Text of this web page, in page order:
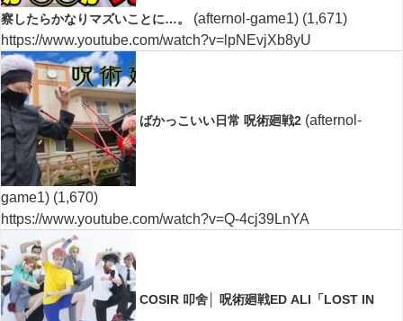
察したらかなりマズいことに…。 (afternol-game1) (1,671)
https://www.youtube.com/watch?v=lpNEvjXb8yU
ばかっこいい日常 呪術廻戦2 (afternol-
game1) (1,670)
https://www.youtube.com/watch?v=Q-4cj39LnYA
COSIR 叩舍│ 呪術廻戦ED ALI「LOST IN